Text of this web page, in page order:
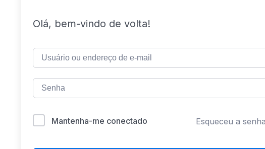
Olá, bem-vindo de volta!
Mantenha-me conectado Esqueceu a